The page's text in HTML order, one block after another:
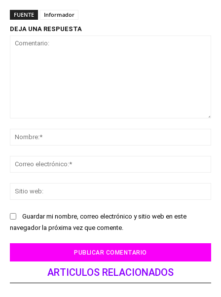
FUENTE
Informador
DEJA UNA RESPUESTA
Guardar mi nombre, correo electrónico y sitio web en este
navegador la próxima vez que comente.
ARTICULOS RELACIONADOS